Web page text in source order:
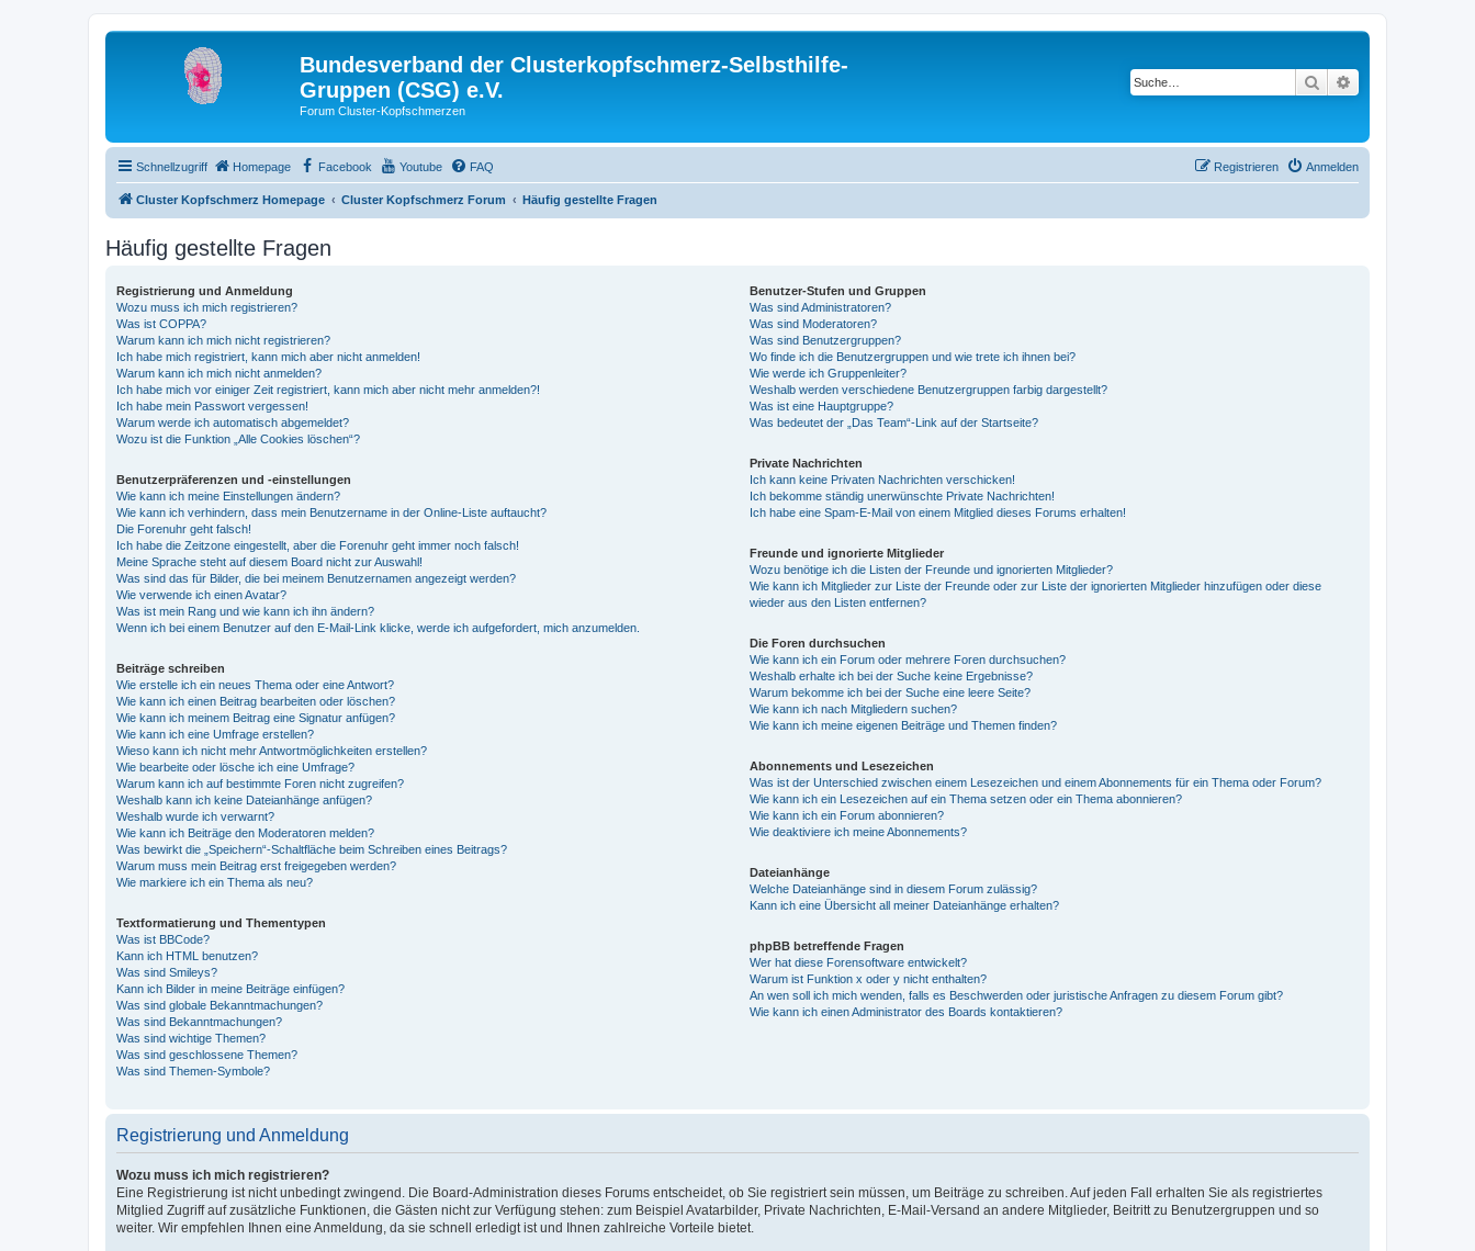
Bundesverband der Clusterkopfschmerz-Selbsthilfe-
Gruppen (CSG) e.V.
Forum Cluster-Kopfschmerzen
Suche
Schnellzugriff Homepage Facebook Youtube FAQ Anmelden
Registrieren
Cluster Kopfschmerz Homepage Cluster Kopfschmerz Forum Häufig gestellte Fragen
Häufig gestellte Fragen
Registrierung und Anmeldung
Wozu muss ich mich registrieren?
Was ist COPPA?
Warum kann ich mich nicht registrieren?
Ich habe mich registriert, kann mich aber nicht anmelden!
Warum kann ich mich nicht anmelden?
Ich habe mich vor einiger Zeit registriert, kann mich aber nicht mehr anmelden?!
Ich habe mein Passwort vergessen!
Warum werde ich automatisch abgemeldet?
Wozu ist die Funktion „Alle Cookies löschen“?
Benutzerpräferenzen und -einstellungen
Wie kann ich meine Einstellungen ändern?
Wie kann ich verhindern, dass mein Benutzername in der Online-Liste auftaucht?
Die Forenuhr geht falsch!
Ich habe die Zeitzone eingestellt, aber die Forenuhr geht immer noch falsch!
Meine Sprache steht auf diesem Board nicht zur Auswahl!
Was sind das für Bilder, die bei meinem Benutzernamen angezeigt werden?
Wie verwende ich einen Avatar?
Was ist mein Rang und wie kann ich ihn ändern?
Wenn ich bei einem Benutzer auf den E-Mail-Link klicke, werde ich aufgefordert, mich anzumelden.
Beiträge schreiben
Wie erstelle ich ein neues Thema oder eine Antwort?
Wie kann ich einen Beitrag bearbeiten oder löschen?
Wie kann ich meinem Beitrag eine Signatur anfügen?
Wie kann ich eine Umfrage erstellen?
Wieso kann ich nicht mehr Antwortmöglichkeiten erstellen?
Wie bearbeite oder lösche ich eine Umfrage?
Warum kann ich auf bestimmte Foren nicht zugreifen?
Weshalb kann ich keine Dateianhänge anfügen?
Weshalb wurde ich verwarnt?
Wie kann ich Beiträge den Moderatoren melden?
Was bewirkt die „Speichern“-Schaltfläche beim Schreiben eines Beitrags?
Warum muss mein Beitrag erst freigegeben werden?
Wie markiere ich ein Thema als neu?
Textformatierung und Thementypen
Was ist BBCode?
Kann ich HTML benutzen?
Was sind Smileys?
Kann ich Bilder in meine Beiträge einfügen?
Was sind globale Bekanntmachungen?
Was sind Bekanntmachungen?
Was sind wichtige Themen?
Was sind geschlossene Themen?
Was sind Themen-Symbole?
Benutzer-Stufen und Gruppen
Was sind Administratoren?
Was sind Moderatoren?
Was sind Benutzergruppen?
Wo finde ich die Benutzergruppen und wie trete ich ihnen bei?
Wie werde ich Gruppenleiter?
Weshalb werden verschiedene Benutzergruppen farbig dargestellt?
Was ist eine Hauptgruppe?
Was bedeutet der „Das Team“-Link auf der Startseite?
Private Nachrichten
Ich kann keine Privaten Nachrichten verschicken!
Ich bekomme ständig unerwünschte Private Nachrichten!
Ich habe eine Spam-E-Mail von einem Mitglied dieses Forums erhalten!
Freunde und ignorierte Mitglieder
Wozu benötige ich die Listen der Freunde und ignorierten Mitglieder?
Wie kann ich Mitglieder zur Liste der Freunde oder zur Liste der ignorierten Mitglieder hinzufügen oder diese
wieder aus den Listen entfernen?
Die Foren durchsuchen
Wie kann ich ein Forum oder mehrere Foren durchsuchen?
Weshalb erhalte ich bei der Suche keine Ergebnisse?
Warum bekomme ich bei der Suche eine leere Seite?
Wie kann ich nach Mitgliedern suchen?
Wie kann ich meine eigenen Beiträge und Themen finden?
Abonnements und Lesezeichen
Was ist der Unterschied zwischen einem Lesezeichen und einem Abonnements für ein Thema oder Forum?
Wie kann ich ein Lesezeichen auf ein Thema setzen oder ein Thema abonnieren?
Wie kann ich ein Forum abonnieren?
Wie deaktiviere ich meine Abonnements?
Dateianhänge
Welche Dateianhänge sind in diesem Forum zulässig?
Kann ich eine Übersicht all meiner Dateianhänge erhalten?
phpBB betreffende Fragen
Wer hat diese Forensoftware entwickelt?
Warum ist Funktion x oder y nicht enthalten?
An wen soll ich mich wenden, falls es Beschwerden oder juristische Anfragen zu diesem Forum gibt?
Wie kann ich einen Administrator des Boards kontaktieren?
Registrierung und Anmeldung
Wozu muss ich mich registrieren?
Eine Registrierung ist nicht unbedingt zwingend. Die Board-Administration dieses Forums entscheidet, ob Sie registriert sein müssen, um Beiträge zu schreiben. Auf jeden Fall erhalten Sie als registriertes
Mitglied Zugriff auf zusätzliche Funktionen, die Gästen nicht zur Verfügung stehen: zum Beispiel Avatarbilder, Private Nachrichten, E-Mail-Versand an andere Mitglieder, Beitritt zu Benutzergruppen und so
weiter. Wir empfehlen Ihnen eine Anmeldung, da sie schnell erledigt ist und Ihnen zahlreiche Vorteile bietet.